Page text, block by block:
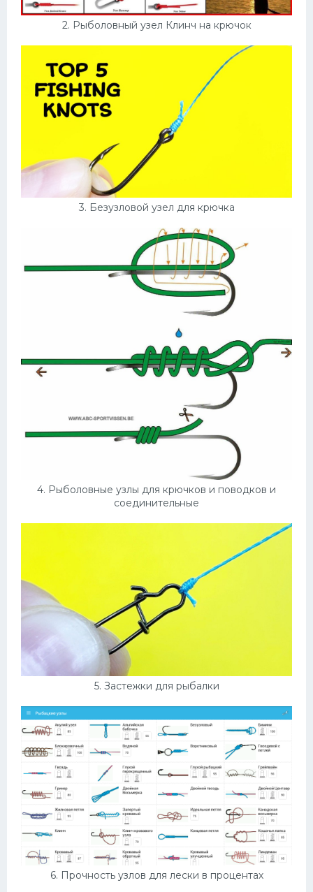
2. Рыболовный узел Клинч на крючок
3. Безузловой узел для крючка
4. Рыболовные узлы для крючков и поводков и
соединительные
5. Застежки для рыбалки
6. Прочность узлов для лески в процентах